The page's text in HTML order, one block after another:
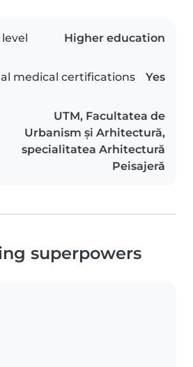
Higher education
medical certifications Yes
UTM, Facultatea de
Urbanism și Arhitectură,
specialitatea Arhitectură
Peisajeră
superpowers